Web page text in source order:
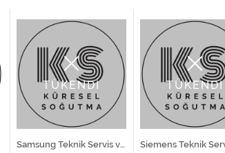
TÜKENDİ
Samsung Teknik Servis ve Yedek Parça Hizmetleri
TÜKENDİ